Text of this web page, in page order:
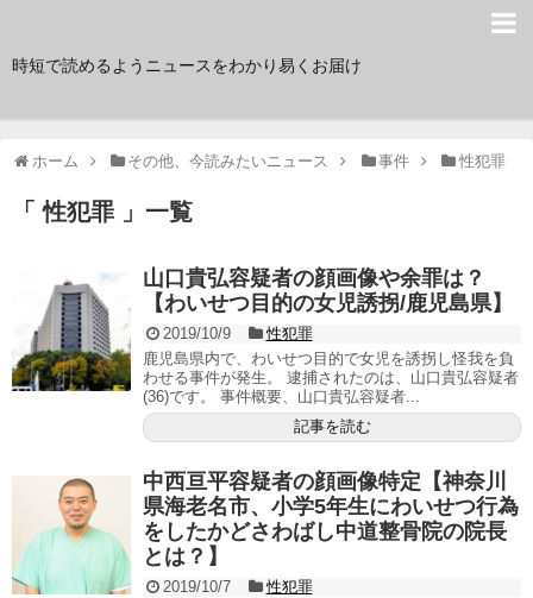
時短で読めるようニュースをわかり易くお届け
ホーム その他、今読みたいニュース 事件 性犯罪
「 性犯罪 」一覧
山口貴弘容疑者の顔画像や余罪は？
【わいせつ目的の女児誘拐/鹿児島県】
2019/10/9
性犯罪
鹿児島県内で、わいせつ目的で女児を誘拐し怪我を負
わせる事件が発生。 逮捕されたのは、山口貴弘容疑者
(36)です。 事件概要、山口貴弘容疑者...
記事を読む
中西亘平容疑者の顔画像特定【神奈川
県海老名市、小学5年生にわいせつ行為
をしたかどさわばし中道整骨院の院長
とは？】
2019/10/7
性犯罪